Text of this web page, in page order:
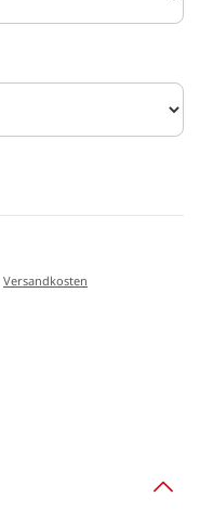
Versandkosten